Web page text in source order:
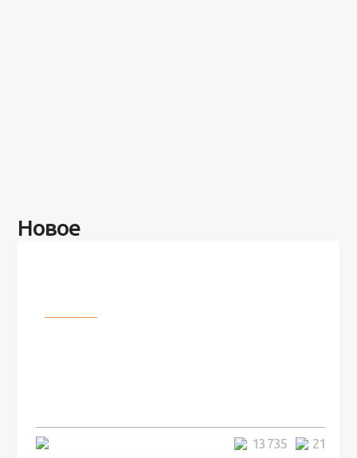
Новое
21
13 735